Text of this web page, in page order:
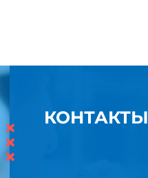
×
×
×
КОНТАКТЫ